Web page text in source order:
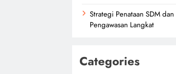
Strategi Penataan SDM
Pengawasan Langkat
Categories